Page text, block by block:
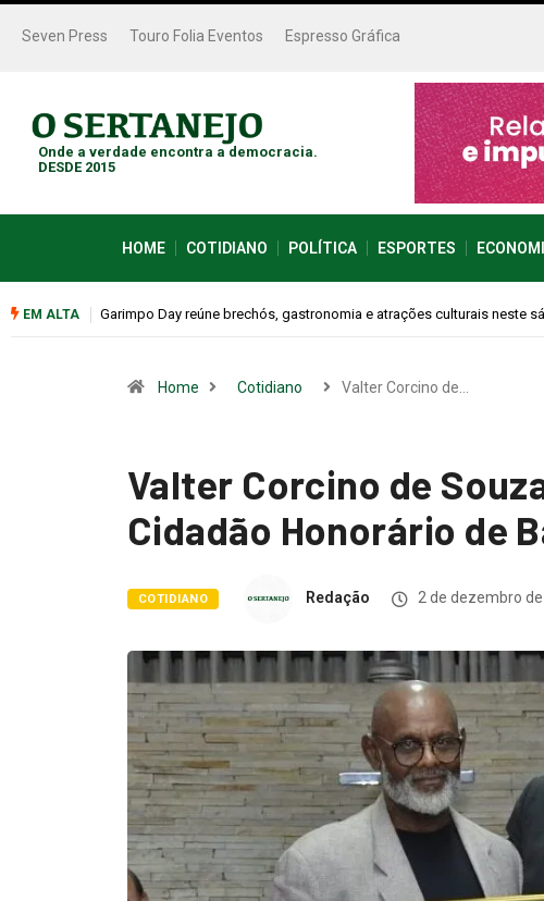
Seven Press Touro Folia Eventos Espresso Gráfica
Onde a verdade encontra a democracia.
DESDE 2015
HOME COTIDIANO POLÍTICA ESPORTES
EM ALTA Bugonia transforma paranoia e conspiração em um suspense
Home Cotidiano Valter Corcino de…
Valter Corcino de
Cidadão Honorário de
COTIDIANO Redação 2 de dezembro